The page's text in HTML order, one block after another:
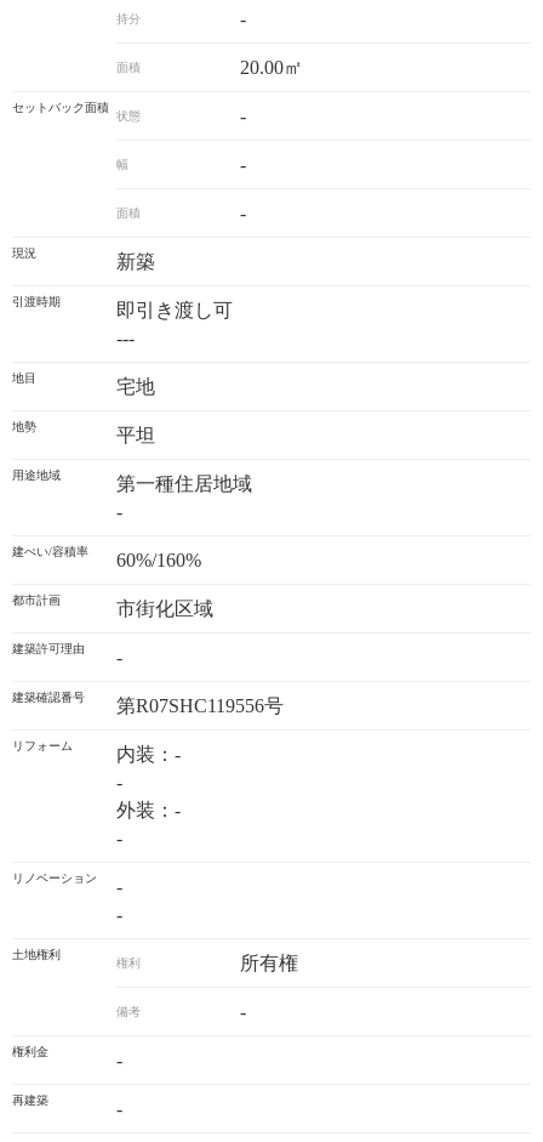
持分 -
面積 20.00㎡
セットバック面積
状態 -
幅 -
面積 -
現況 新築
引渡時期
即引き渡し可
---
地目 宅地
地勢 平坦
用途地域
第一種住居地域
-
建ぺい/容積率 60%/160%
都市計画 市街化区域
建築許可理由 -
建築確認番号 第R07SHC119556号
リフォーム
内装：-
-
外装：-
-
リノベーション
-
-
土地権利
権利 所有権
備考 -
権利金 -
再建築 -